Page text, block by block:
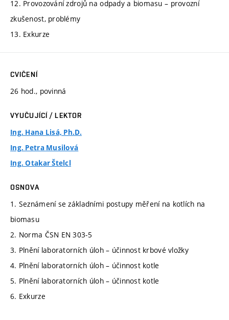
12. Provozování zdrojů na odpady a biomasu – provozní
zkušenost, problémy
13. Exkurze
CVIČENÍ
26 hod., povinná
VYUČUJÍCÍ / LEKTOR
Ing. Hana Lisá, Ph.D.
Ing. Petra Musilová
Ing. Otakar Štelcl
OSNOVA
1. Seznámení se základními postupy měření na kotlích na
biomasu
2. Norma ČSN EN 303-5
3. Plnění laboratorních úloh – účinnost krbové vložky
4. Plnění laboratorních úloh – účinnost kotle
5. Plnění laboratorních úloh – účinnost kotle
6. Exkurze